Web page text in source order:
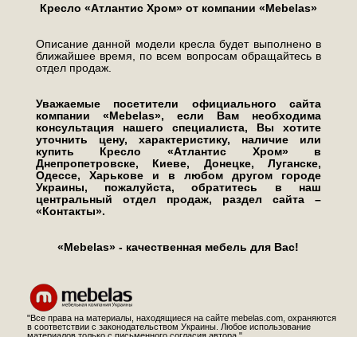
Кресло «Атлантис Хром» от компании «Mebelas»
Описание данной модели кресла будет выполнено в
ближайшее время, по всем вопросам обращайтесь в
отдел продаж.
Уважаемые посетители официального сайта
компании «Mebelas», если Вам необходима
консультация нашего специалиста, Вы хотите
уточнить цену, характеристику, наличие или
купить Кресло «Атлантис Хром» в
Днепропетровске, Киеве, Донецке, Луганске,
Одессе, Харькове и в любом другом городе
Украины, пожалуйста, обратитесь в наш
центральный отдел продаж, раздел сайта –
«Контакты».
«Mebelas» - качественная мебель для Вас!
"Все права на материалы, находящиеся на сайте mebelas.com, охраняются
в соответствии с законодательством Украины. Любое использование